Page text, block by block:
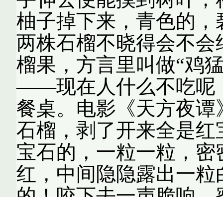
柚子掉下来，青色的
两株石榴不晓得会不
榴果，方言里叫做“鸡
——现在人什么不吃呢
餐桌。电影《天方夜
石榴，剥了开来全是
宝石的，一粒一粒，
红，中间隐隐露出一